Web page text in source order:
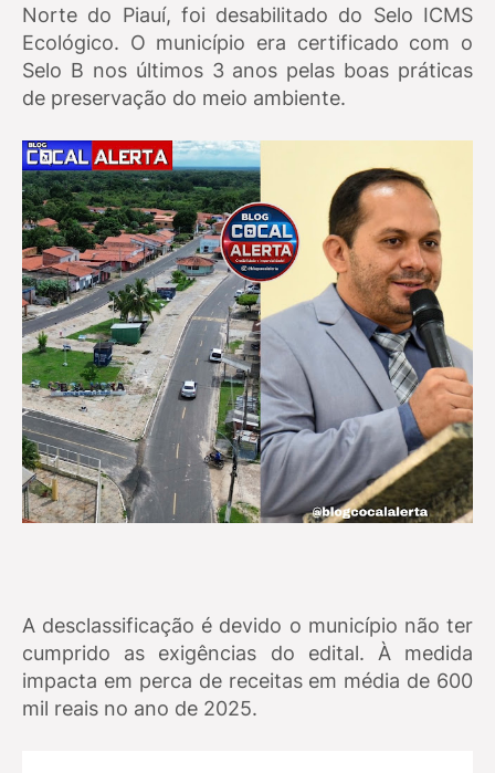
Norte do Piauí, foi desabilitado do Selo ICMS
Ecológico. O município era certificado com o
Selo B nos últimos 3 anos pelas boas práticas
de preservação do meio ambiente.
A desclassificação é devido o município não ter
cumprido as exigências do edital. À medida
impacta em perca de receitas em média de 600
mil reais no ano de 2025.